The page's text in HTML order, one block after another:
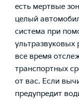
есть мертвые
целый
система при
ультразвуковых
все время
транспортных
от вас. Если
предупредит